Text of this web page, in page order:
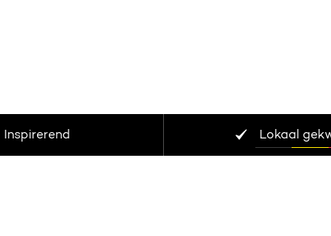
Inspirerend Lokaal